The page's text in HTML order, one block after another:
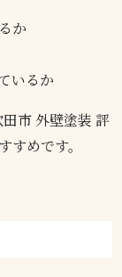
か
いるか
市 外壁塗装 評
めです。